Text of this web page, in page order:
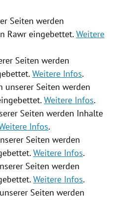
Seiten werden
Rawr eingebettet. Weitere
Seiten werden
Weitere Infos.
unserer Seiten werden
Weitere Infos.
Seiten werden Inhalte
Infos.
Seiten werden
Weitere Infos.
Seiten werden
Weitere Infos.
Seiten werden